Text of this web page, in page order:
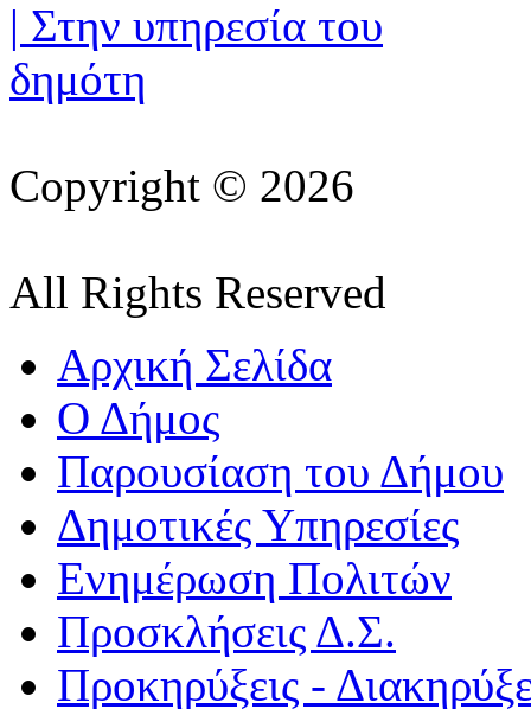
Copyright © 2026
All Rights Reserved
Αρχική Σελίδα
Ο Δήμος
Παρουσίαση του Δήμου
Δημοτικές Υπηρεσίες
Ενημέρωση Πολιτών
Προσκλήσεις Δ.Σ.
Προκηρύξεις -